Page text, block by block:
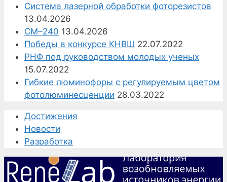
Система лазерной обработки фоторезистов
13.04.2026
СМ–240 13.04.2026
Победы в конкурсе КНВШ 22.07.2022
РНФ под руководством молодых ученых
15.07.2022
Гибкие люминофоры с регулируемым цветом
фотолюминесценции 28.03.2022
Достижения
Новости
Разработка